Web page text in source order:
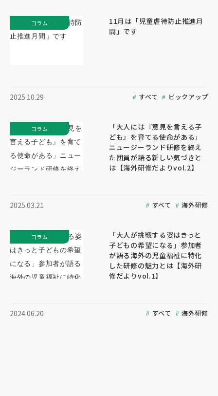
11月は「児童虐待防止推進月
間」です
2025.10.29 すべて ピックアップ
コラム
「大人には『意見を言える子
ども』を育てる使命がある」
ニュージーランド研修を終え
た団員が語る新しい気づきと
は【海外研修だよりvol.2】
2025.03.21 すべて 海外研修
コラム
「大人が挑戦する姿はきっと
子どもの希望になる」参加者
が語る海外の児童福祉に特化
した研修の魅力とは【海外研
修だよりvol.1】
2024.06.20 すべて 海外研修
コラム